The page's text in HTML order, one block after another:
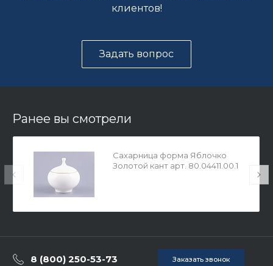
клиентов!
Задать вопрос
Ранее вы смотрели
Сахарница форма Яблочко
Золотой кант арт. 80.04411.00.1
8 (800) 250-53-73 Заказать звонок